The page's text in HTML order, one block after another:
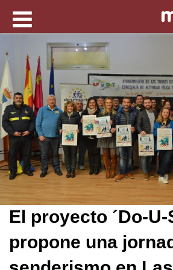
El proyecto ´Do-U-
propone una